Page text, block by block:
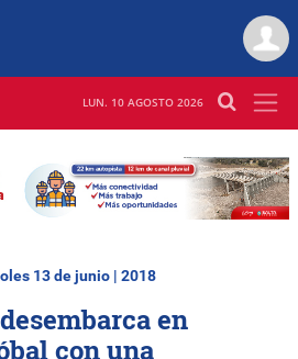
LUN. 10 AGOSTO 2026
13 de junio | 2018
en
con una